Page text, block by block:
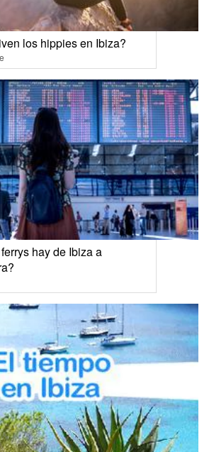
los hippies en Ibiza?
hay de Ibiza a